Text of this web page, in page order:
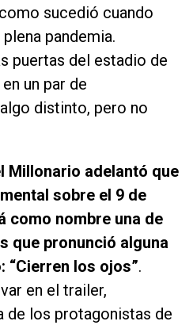
sucedió cuando
pandemia.
puertas del estadio de
un par de
distinto, pero no
Millonario adelantó que
sobre el 9 de
como nombre una de
que pronunció alguna
“Cierren los ojos”.
en el trailer,
de los protagonistas de